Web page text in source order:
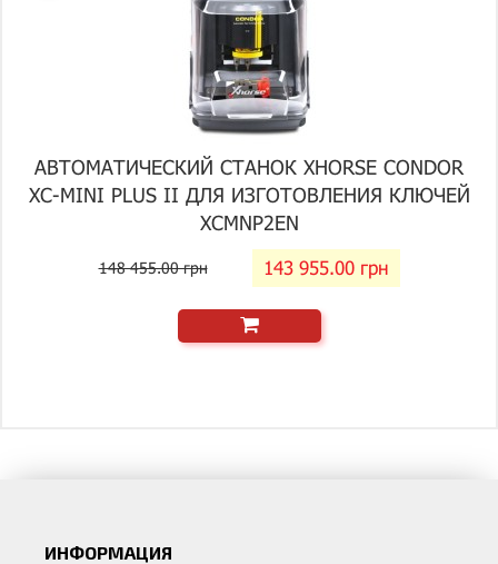
АВТОМАТИЧЕСКИЙ СТАНОК XHORSE CONDOR
XC-MINI PLUS II ДЛЯ ИЗГОТОВЛЕНИЯ КЛЮЧЕЙ
XCMNP2EN
148 455.00 грн 143 955.00 грн
ИНФОРМАЦИЯ